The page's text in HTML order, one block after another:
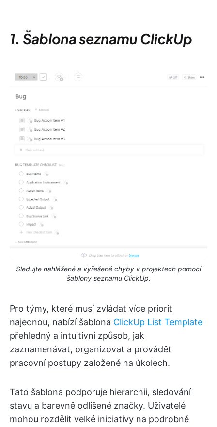
1. Šablona seznamu ClickUp
Sledujte nahlášené a vyřešené chyby v projektech pomocí
šablony seznamu ClickUp.
Pro týmy, které musí zvládat více priorit
najednou, nabízí šablona ClickUp List Template
přehledný a intuitivní způsob, jak
zaznamenávat, organizovat a provádět
pracovní postupy založené na úkolech.
Tato šablona podporuje hierarchii, sledování
stavu a barevně odlišené značky. Uživatelé
mohou rozdělit velké iniciativy na podrobné